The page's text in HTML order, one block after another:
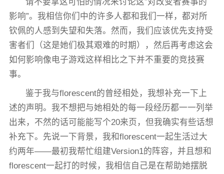
影响”。我相信你们中的许多人都和我们一样，都对所
钦佩的人感到失望和失落。然而，我们应该优先支持受
害者们（这是她们极其艰难的时期），然后再考虑这会
如何影响像电子游戏这样相比之下并不重要的竞技赛
事。
鉴于我与florescent的曾经相处，我想补充一下上
述的声明。我不想把与她相处的每一段经历都一一列举
出来，不然的话可能能写个20来页，但我确实有些话想
补充下。先说一下背景，我和florescent一起生活过大
约两年——最初我帮忙组建Version1的阵容，并且想和
florescent一起打的时候，我相信自己是在帮助她摆脱